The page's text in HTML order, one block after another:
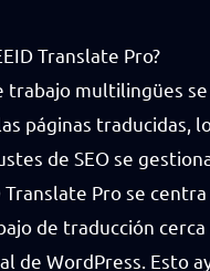
Translate Pro?
trabajo multilingües
páginas traducidas,
de SEO se
Translate Pro se
de traducción cerca
de WordPress. Esto